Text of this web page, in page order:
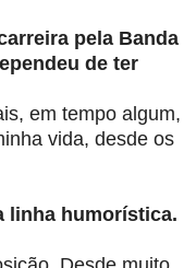
pela Banda
de ter
em tempo algum,
vida, desde os
linha humorística.